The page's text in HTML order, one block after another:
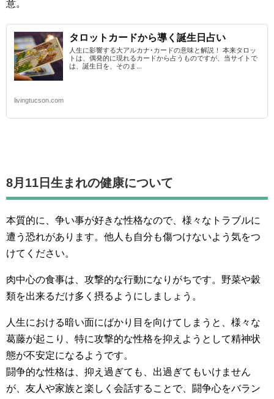
意。
タロットカードから導く誕生日占い
人生に影響する大アルカナ･カードの意味と解説！ 本来タロッ
トは、偶発的に現れるカードから占うものですが、当サイトで
は、誕生日を、そのま...
livingtucson.com
8月11日生まれの健康について
本質的に、争い事が好きな性格なので、様々なトラブルに
遭う恐れがあります。他人も自分も傷つけないよう気をつ
けてください。
肉中心の食事は、攻撃的な行動になりがちです。野菜や穀
類を出来るだけ多く摂るようにしましょう。
人生における暗い面にばかり目を向けてしまうと、様々な
葛藤が起こり、特に攻撃的な性格を抑えようとして精神状
態が不安定になるようです。
闘争的な性格は、抑え過ぎても、出過ぎてもいけません
が、友人や家族と楽しく会話することで、闘争心をバラン